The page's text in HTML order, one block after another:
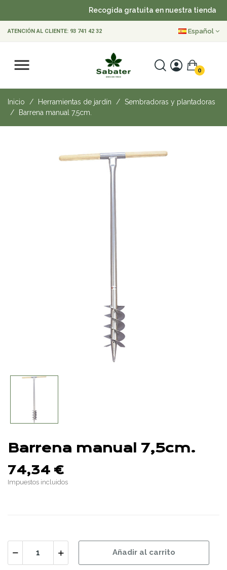
Recogida gratuita en nuestra tienda
ATENCIÓN AL CLIENTE: 93 741 42 32 Español
0
Inicio Herramientas de jardín
Sembradoras y plantadoras
Barrena manual 7,5cm.
Barrena manual 7,5cm.
74,34 €
Impuestos incluidos
Añadir al carrito